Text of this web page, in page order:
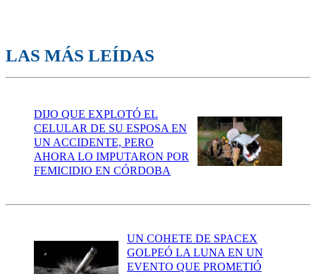
LAS MÁS LEÍDAS
DIJO QUE EXPLOTÓ EL
CELULAR DE SU ESPOSA EN
UN ACCIDENTE, PERO
AHORA LO IMPUTARON POR
FEMICIDIO EN CÓRDOBA
UN COHETE DE SPACEX
GOLPEÓ LA LUNA EN UN
EVENTO QUE PROMETIÓ